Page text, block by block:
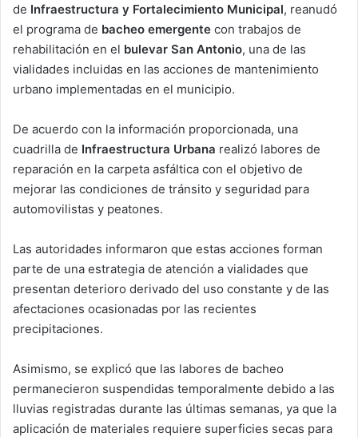
de Infraestructura y Fortalecimiento Municipal, reanudó
el programa de bacheo emergente con trabajos de
rehabilitación en el bulevar San Antonio, una de las
vialidades incluidas en las acciones de mantenimiento
urbano implementadas en el municipio.
De acuerdo con la información proporcionada, una
cuadrilla de Infraestructura Urbana realizó labores de
reparación en la carpeta asfáltica con el objetivo de
mejorar las condiciones de tránsito y seguridad para
automovilistas y peatones.
Las autoridades informaron que estas acciones forman
parte de una estrategia de atención a vialidades que
presentan deterioro derivado del uso constante y de las
afectaciones ocasionadas por las recientes
precipitaciones.
Asimismo, se explicó que las labores de bacheo
permanecieron suspendidas temporalmente debido a las
lluvias registradas durante las últimas semanas, ya que la
aplicación de materiales requiere superficies secas para